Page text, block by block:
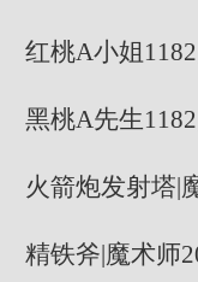
红桃A小姐1182
黑桃A先生1182
火箭炮发射塔|
精铁斧|魔术师